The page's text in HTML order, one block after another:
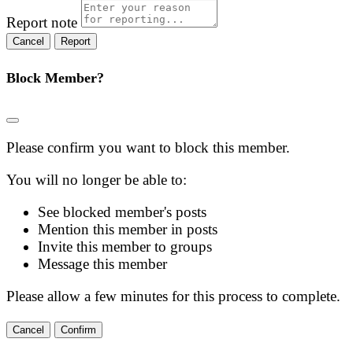
Report note
Report
Block Member?
Please confirm you want to block this member.
You will no longer be able to:
See blocked member's posts
Mention this member in posts
Invite this member to groups
Message this member
Please allow a few minutes for this process to complete.
Confirm